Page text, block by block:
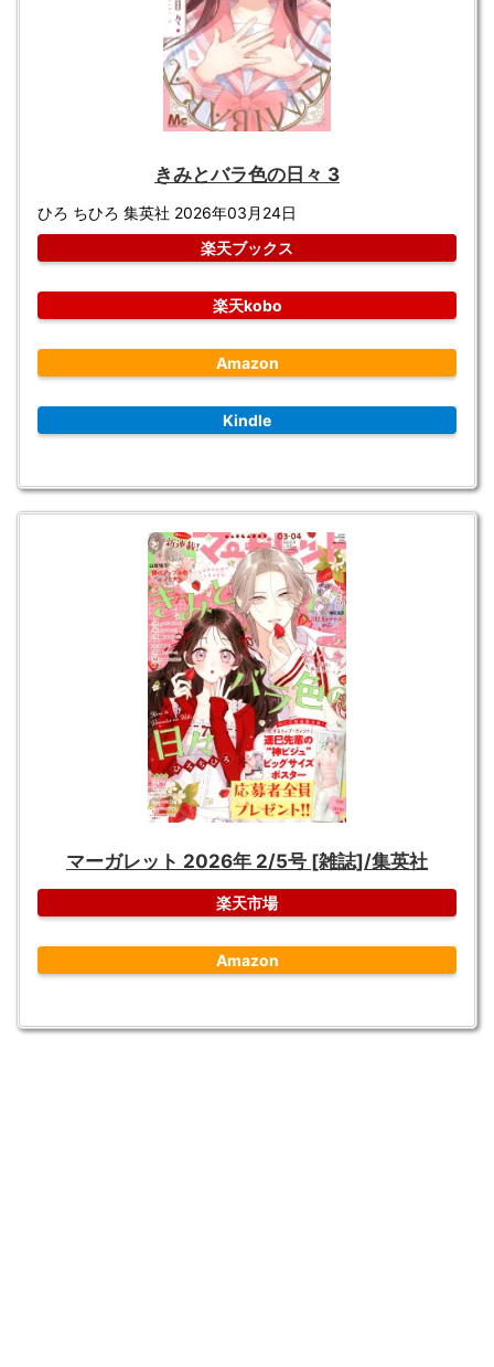
きみとバラ色の日々 3
ひろ ちひろ 集英社 2026年03月24日
楽天ブックス
楽天kobo
Amazon
Kindle
マーガレット 2026年 2/5号 [雑誌]/集英社
楽天市場
Amazon